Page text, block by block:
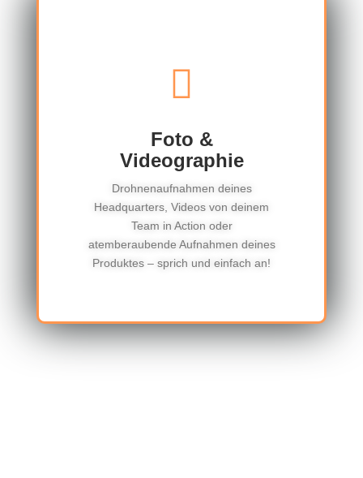
Foto &
Videographie
Drohnenaufnahmen deines
Headquarters, Videos von deinem
Team in Action oder
atemberaubende Aufnahmen deines
Produktes – sprich und einfach an!